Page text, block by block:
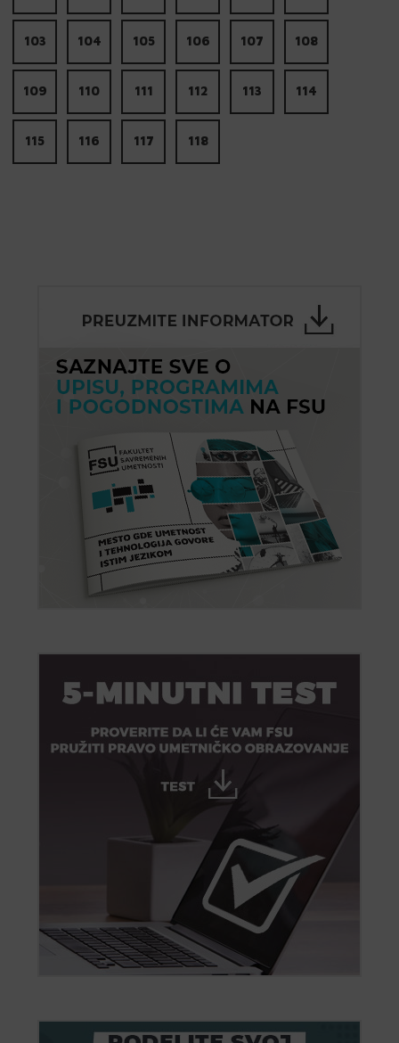
103 104 105 106 107 108
109 110 111 112 113 114
115 116 117 118